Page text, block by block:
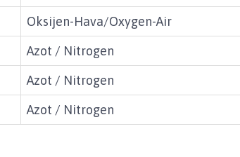
Oksijen-Hava/Oxygen-Air
Azot / Nitrogen
Azot / Nitrogen
Azot / Nitrogen